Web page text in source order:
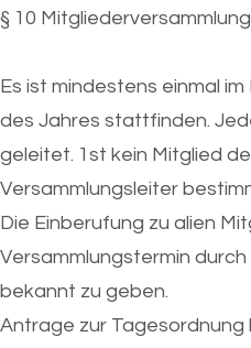
§ 10 Mitgliederversammlung
Es ist mindestens einmal
des Jahres stattfinden.
geleitet. 1st kein Mitglied
Versammlungsleiter
Die Einberufung zu alien
Versammlungstermin
bekannt zu geben.
Antrage zur